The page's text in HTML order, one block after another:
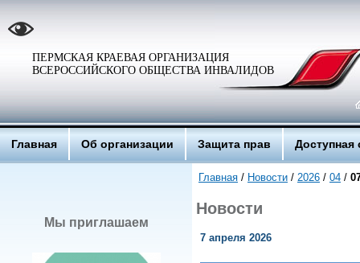
ПЕРМСКАЯ КРАЕВАЯ ОРГАНИЗАЦИЯ
ВСЕРОССИЙСКОГО ОБЩЕСТВА ИНВАЛИДОВ
Главная Об организации Защита прав Доступная
Мы приглашаем
Главная / Новости / 2026 / 04 /
Новости
7 апреля 2026